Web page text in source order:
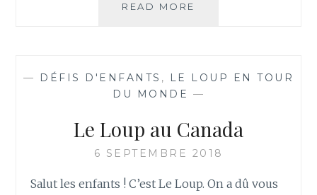
READ MORE
MONTRÉAL
— DÉFIS D'ENFANTS ,
LE LOUP EN TOUR
DU MONDE —
Le Loup au Canada
6 SEPTEMBRE 2018
Salut les enfants ! C’est Le Loup. On a dû vous